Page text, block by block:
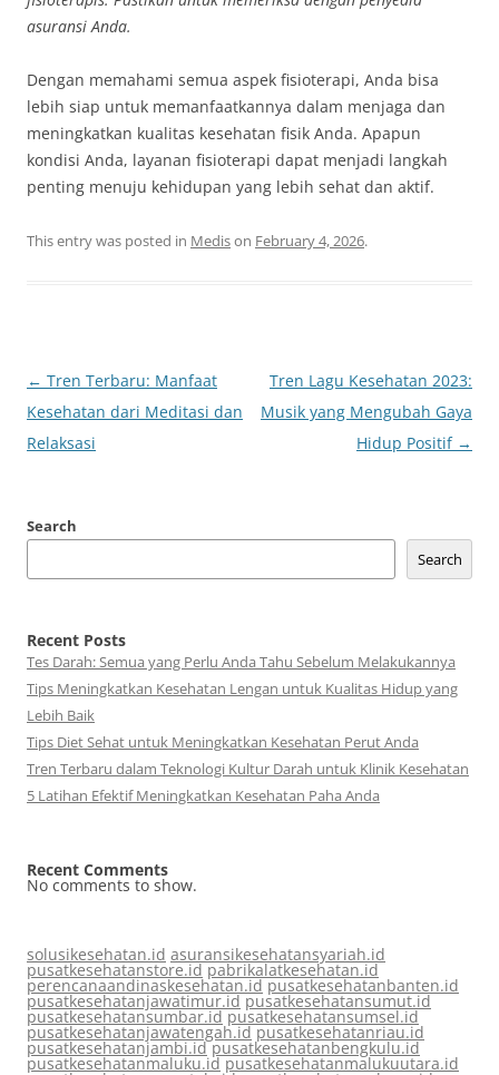
asuransi Anda.
Dengan memahami semua aspek fisioterapi, Anda bisa
lebih siap untuk memanfaatkannya dalam menjaga dan
meningkatkan kualitas kesehatan fisik Anda. Apapun
kondisi Anda, layanan fisioterapi dapat menjadi langkah
penting menuju kehidupan yang lebih sehat dan aktif.
This entry was posted in Medison February 4, 2026.
Post
navigation
← Tren Terbaru: Manfaat
Kesehatan dari Meditasi dan
Relaksasi
Tren Lagu Kesehatan 2023:
Musik yang Mengubah Gaya
Hidup Positif →
Search
Search
Recent Posts
Tes Darah: Semua yang Perlu Anda Tahu Sebelum Melakukannya
Tips Meningkatkan Kesehatan Lengan untuk Kualitas Hidup yang
Lebih Baik
Tips Diet Sehat untuk Meningkatkan Kesehatan Perut Anda
Tren Terbaru dalam Teknologi Kultur Darah untuk Klinik Kesehatan
5 Latihan Efektif Meningkatkan Kesehatan Paha Anda
Recent Comments
No comments to show.
solusikesehatan.id asuransikesehatansyariah.id
pusatkesehatanstore.id pabrikalatkesehatan.id
perencanaandinaskesehatan.id pusatkesehatanbanten.id
pusatkesehatanjawatimur.id pusatkesehatansumut.id
pusatkesehatansumbar.id pusatkesehatansumsel.id
pusatkesehatanjawatengah.id pusatkesehatanriau.id
pusatkesehatanjambi.id pusatkesehatanbengkulu.id
pusatkesehatanmaluku.id pusatkesehatanmalukuutara.id